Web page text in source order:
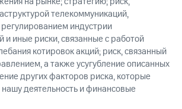
телекоммуникаций,
индустрии
и иные риски, связанные с работой
котировок акций; риск, связанный
а также усугубление описанных
других факторов риска, которые
нашу деятельность и финансовые